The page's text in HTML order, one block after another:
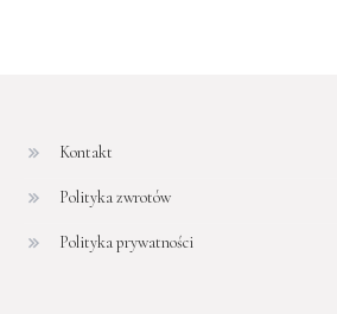
Kontakt
Polityka zwrotów
Polityka prywatności